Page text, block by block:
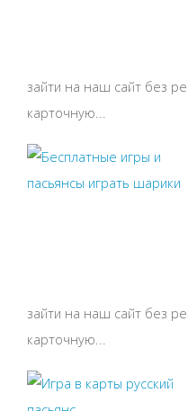
зайти на наш сайт без
карточную...
зайти на наш сайт без
карточную...